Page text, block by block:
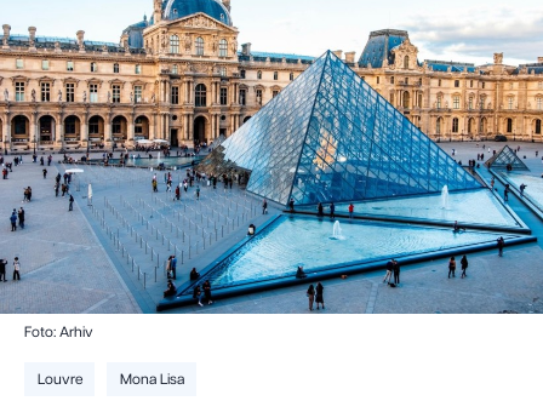
Foto: Arhiv
Louvre Mona Lisa